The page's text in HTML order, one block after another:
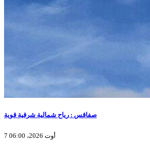
صفاقس : رياح شمالية شرقية قوية
7 أوت 2026، 06:00